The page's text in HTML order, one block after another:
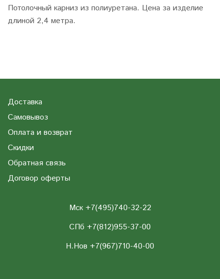
Потолочный карниз из полиуретана. Цена за изделие
длиной 2,4 метра.
Доставка
Самовывоз
Оплата и возврат
Скидки
Обратная связь
Договор оферты
Мск +7(495)740-32-22
СПб +7(812)955-37-00
Н.Нов +7(967)710-40-00